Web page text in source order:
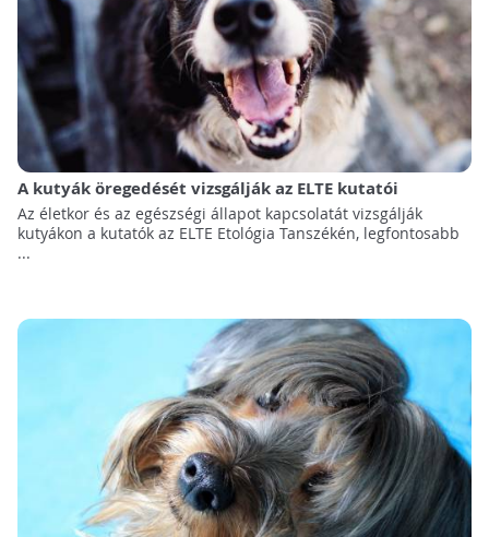
A kutyák öregedését vizsgálják az ELTE kutatói
Az életkor és az egészségi állapot kapcsolatát vizsgálják
kutyákon a kutatók az ELTE Etológia Tanszékén, legfontosabb
...